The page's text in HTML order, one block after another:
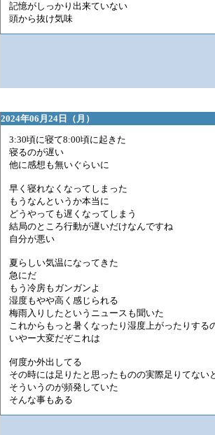
記憶がしっかり出来ていない
頭から抜け気味
2024年06月24日（月）
3:30頃に寝て8:00頃に起きた
寝るのが遅い
他に感想も無いぐらいに
早く寝れなくなってしまった
もうなんというか本当に
どうやっても遅くなってしまう
結局のところ行動が遅いだけなんですね
自分が悪い
夏らしい気温になってきた
急にだ
もう冷房もガンガンよ
湿度もやや高く感じられる
梅雨入りしたというニュースも聞いた
これからもっと暑くなったり湿度上がったりする
いやー大変だぞこれは
何度か外出してる
その時には足りたと思ったものの実際足りてない
そういうのが頻発していた
そんな事もある